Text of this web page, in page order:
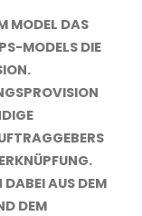
MODEL DAS
MODELS DIE
AUS DEM
DEM